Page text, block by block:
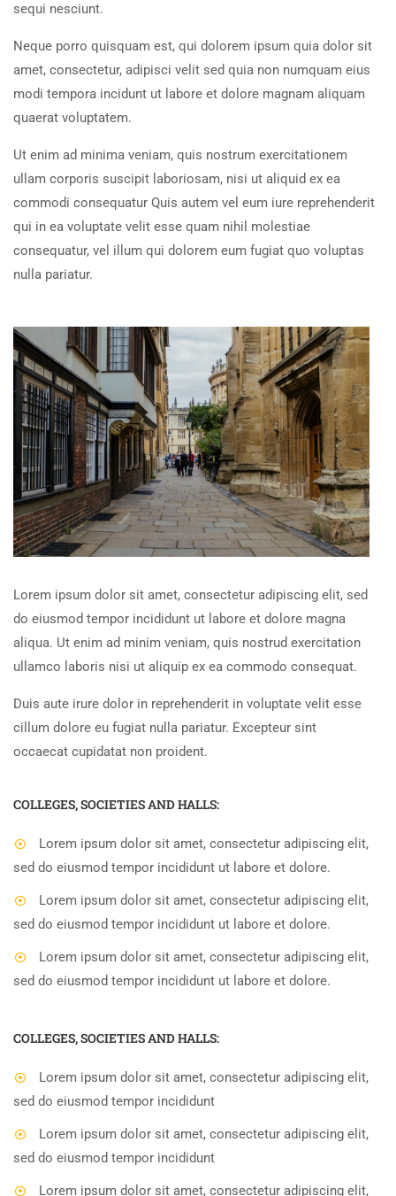
sequi nesciunt.
Neque porro quisquam est, qui dolorem ipsum quia dolor sit
amet, consectetur, adipisci velit sed quia non numquam eius
modi tempora incidunt ut labore et dolore magnam aliquam
quaerat voluptatem.
Ut enim ad minima veniam, quis nostrum exercitationem
ullam corporis suscipit laboriosam, nisi ut aliquid ex ea
commodi consequatur Quis autem vel eum iure reprehenderit
qui in ea voluptate velit esse quam nihil molestiae
consequatur, vel illum qui dolorem eum fugiat quo voluptas
nulla pariatur.
Lorem ipsum dolor sit amet, consectetur adipiscing elit, sed
do eiusmod tempor incididunt ut labore et dolore magna
aliqua. Ut enim ad minim veniam, quis nostrud exercitation
ullamco laboris nisi ut aliquip ex ea commodo consequat.
Duis aute irure dolor in reprehenderit in voluptate velit esse
cillum dolore eu fugiat nulla pariatur. Excepteur sint
occaecat cupidatat non proident.
COLLEGES, SOCIETIES AND HALLS:
Lorem ipsum dolor sit amet, consectetur adipiscing elit,
sed do eiusmod tempor incididunt ut labore et dolore.
Lorem ipsum dolor sit amet, consectetur adipiscing elit,
sed do eiusmod tempor incididunt ut labore et dolore.
Lorem ipsum dolor sit amet, consectetur adipiscing elit,
sed do eiusmod tempor incididunt ut labore et dolore.
COLLEGES, SOCIETIES AND HALLS:
Lorem ipsum dolor sit amet, consectetur adipiscing elit,
sed do eiusmod tempor incididunt
Lorem ipsum dolor sit amet, consectetur adipiscing elit,
sed do eiusmod tempor incididunt
Lorem ipsum dolor sit amet, consectetur adipiscing elit,